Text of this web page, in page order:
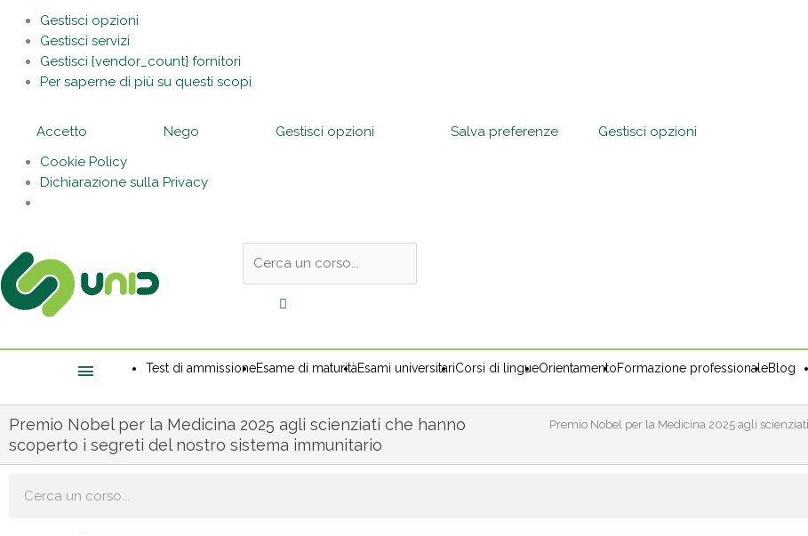
Gestisci opzioni
Gestisci servizi
Gestisci {vendor_count} fornitori
Per saperne di più su questi scopi
Accetto Nego Gestisci opzioni Salva preferenze
Gestisci opzioni
Cookie Policy
Dichiarazione sulla Privacy
l'header
Test di ammissioneEsame di maturitàEsami universitariCorsi di lingueOrientamentoFormazione professionaleBlog
Premio Nobel per la Medicina 2025 agli scienziati che hanno
scoperto i segreti del nostro sistema immunitario
Premio Nobel per la Medicina 2025 agli